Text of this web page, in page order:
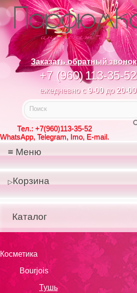
Заказать обратный звонок
+7 (960)113-35-52
ежедневно с 9-00до 20-00
Тел.: +7(960)113-35-52
WhatsApp, Telegram, Imo, E-mail.
Меню
Корзина
Каталог
Косметика
Bourjois
Тушь